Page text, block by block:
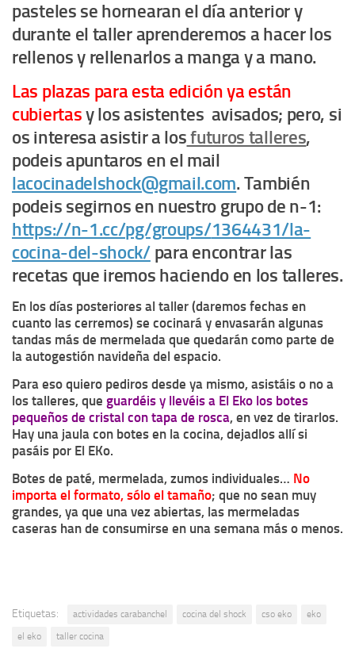
pasteles se hornearan el día anterior y
durante el taller aprenderemos a hacer los
rellenos y rellenarlos a manga y a mano.
Las plazas para esta edición ya están
cubiertasy los asistentes avisados; pero, si
os interesa asistir a losfuturos talleres,
podeis apuntaros en el mail
lacocinadelshock@gmail.com. También
podeis segirnos en nuestro grupo de n-1:
https://n-1.cc/pg/groups/1364431/la-
cocina-del-shock/para encontrar las
recetas que iremos haciendo en los talleres.
En los días posteriores al taller (daremos fechas en
cuanto las cerremos) se cocinará y envasarán algunas
tandas más de mermelada que quedarán como parte de
la autogestión navideña del espacio.
Para eso quiero pediros desde ya mismo, asistáis o no a
los talleres, que guardéis y llevéis a El Eko los botes
pequeños de cristal con tapa de rosca, en vez de tirarlos.
Hay una jaula con botes en la cocina, dejadlos allí si
pasáis por El EKo.
Botes de paté, mermelada, zumos individuales… No
importa el formato, sólo el tamaño; que no sean muy
grandes, ya que una vez abiertas, las mermeladas
caseras han de consumirse en una semana más o menos.
Etiquetas: actividades carabanchel cocina del shock cso eko
eko
el eko
taller cocina